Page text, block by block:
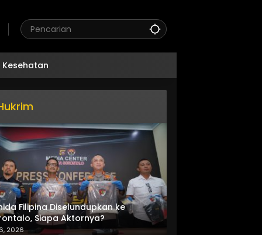
Kesehatan
Filipina Diselundupkan ke
Siapa Aktornya?
2026